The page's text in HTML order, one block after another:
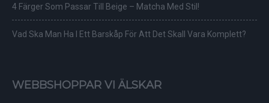
4 Färger Som Passar Till Beige – Matcha Med Stil!
Vad Ska Man Ha I Ett Barskåp För Att Det Skall Vara Komplett?
WEBBSHOPPAR VI ÄLSKAR